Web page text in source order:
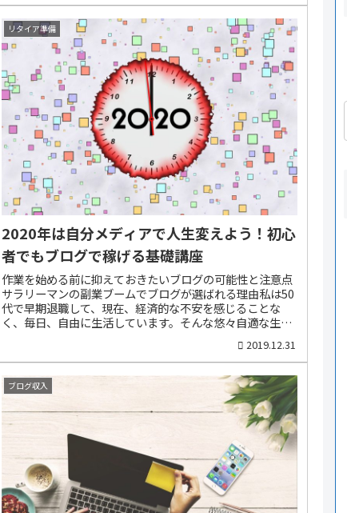
作なのかもしれませんが、どこかで自分の心に負荷をかけ
続けているものです。とくに、尊敬できない上司やパワハ
ラ気味の上司、あるいは話の通じない部下や要求ばかりす
る部下、クレイマー一歩手前のようなクライアントと向き
合っていると、いくらお金のためとはいえ、人生を無駄遣
いしていると思うものです。「こんなはずではなかった」
若い頃、夢と希望を描いて入社した会社であっても、30〜
40代をすぎると、理想と現実のギャップどころか、自分の
心が追いついていけない人が増えてきます。人によっては
うつ状態に陥ったり、心の衰弱から体の不調に陥り、お金
では買えない健康...
リタイア準備
2020年は自分メディアで人生変えよう！初心
者でもブログで稼げる基礎講座
作業を始める前に抑えておきたいブログの可能性と注意点
サラリーマンの副業ブームでブログが選ばれる理由私は50
代で早期退職して、現在、経済的な不安を感じることな
く、毎日、自由に生活しています。そんな悠々自適な生活
す。政府が企業に副業解禁を推奨して以来、サラリーマン
の間では副業ブームが到来しています。しかし、他人に雇
われ報酬をもらうアルバイト的な副業は、心と体力を消耗
するものです。ですから、ブログであれば、自分のペース
で空き時間を利用して記事を更新して収入も時間給ではな
く青天井で増やせる可能性があります。私自身、ブログを
始めて4年目に年収1800万円を超えた時には、ブログに取
り組んで本当に良かったと思うと同時に、自主的な早期退
職の可能性が現実味を帯びてきたものです。サラリーマン
の給料だけでは早期退職することが困難なだけではなく、
定年まで働いても老...
2019.12.31
ブログ収入